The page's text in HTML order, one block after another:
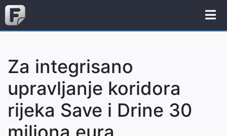
Za integrisano
upravljanje koridora
rijeka Save i Drine 30